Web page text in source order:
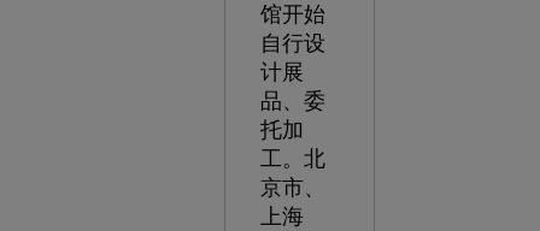
馆开始
自行设
计展
品、委
托加
工。北
京市、
上海